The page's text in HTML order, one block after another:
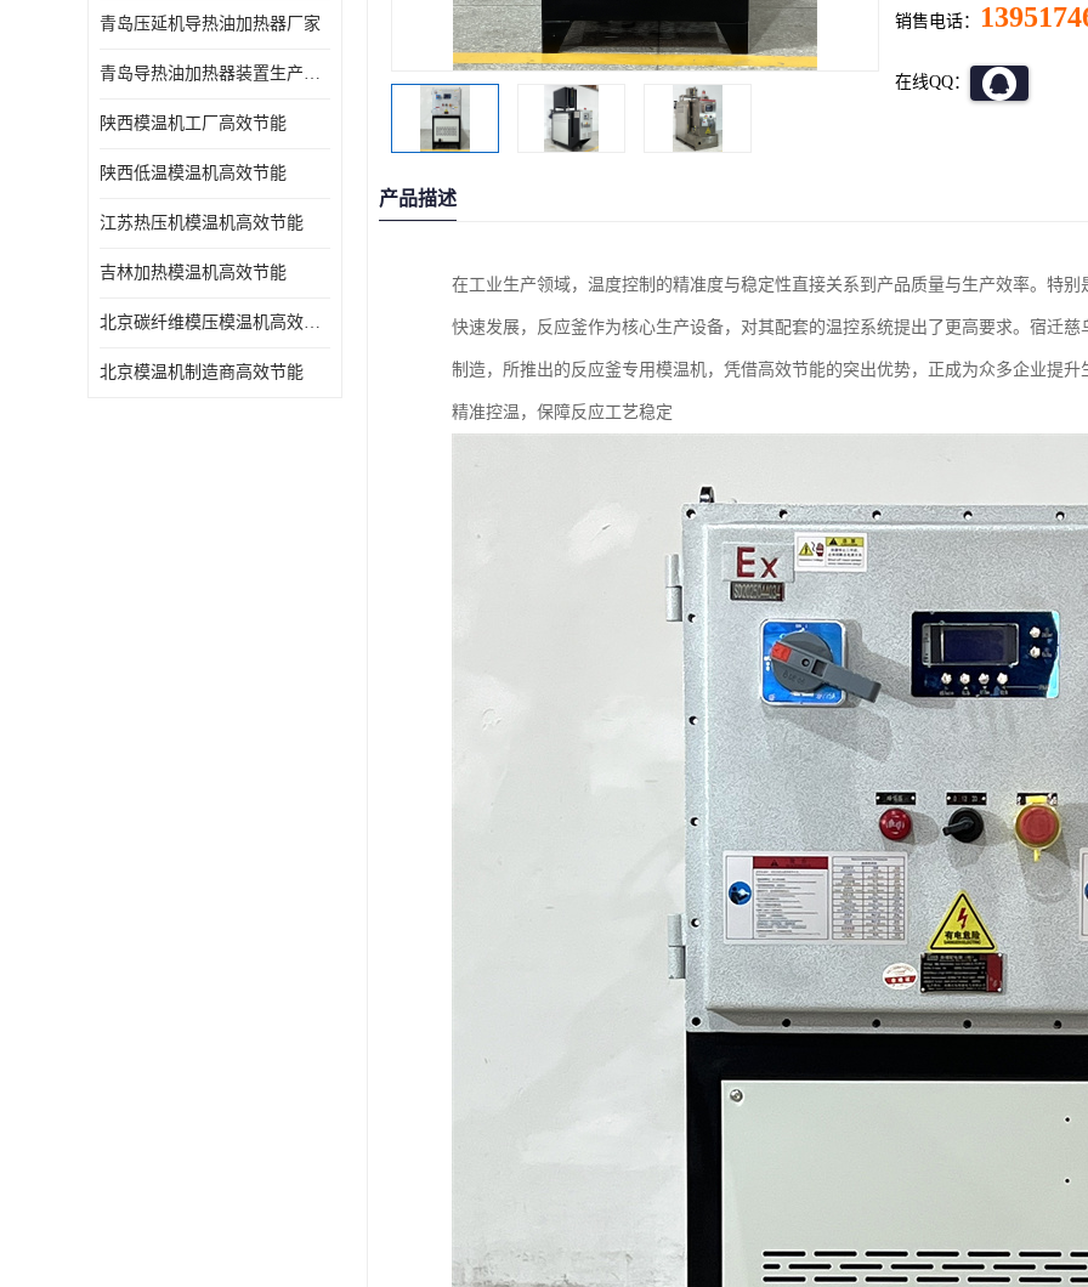
青岛压延机导热油加热器厂家
青岛导热油加热器装置生产厂家
陕西模温机工厂高效节能
陕西低温模温机高效节能
江苏热压机模温机高效节能
吉林加热模温机高效节能
北京碳纤维模压模温机高效节能
北京模温机制造商高效节能
销售电话：
在线QQ：
产品描述
在工业生产领域，温度控制的精准度与稳定性直接关系到产品质量与生产效率。特
快速发展，反应釜作为核心生产设备，对其配套的温控系统提出了更高要求。宿迁
制造，所推出的反应釜专用模温机，凭借高效节能的突出优势，正成为众多企业提升
精准控温，保障反应工艺稳定